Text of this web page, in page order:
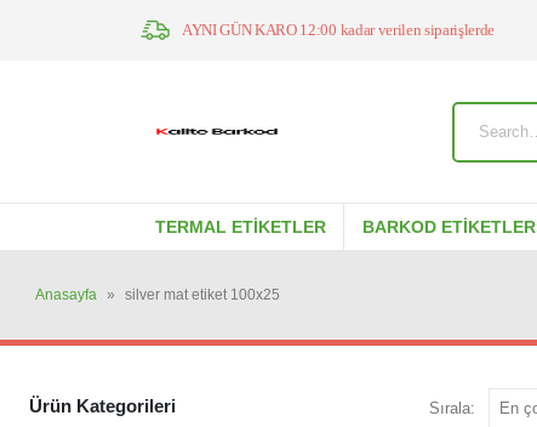
AYNI GÜN KARO 12:00 kadar verilen siparişlerde
TERMAL ETIKETLER BARKOD ETIKETLER
Anasayfa » silver mat etiket 100x25
Sırala:
Ürün Kategorileri